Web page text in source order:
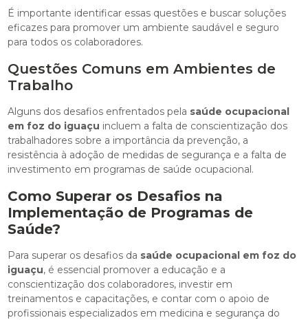
É importante identificar essas questões e buscar soluções
eficazes para promover um ambiente saudável e seguro
para todos os colaboradores.
Questões Comuns em Ambientes de
Trabalho
Alguns dos desafios enfrentados pela saúde ocupacional
em foz do iguaçu incluem a falta de conscientização dos
trabalhadores sobre a importância da prevenção, a
resistência à adoção de medidas de segurança e a falta de
investimento em programas de saúde ocupacional.
Como Superar os Desafios na
Implementação de Programas de
Saúde?
Para superar os desafios da saúde ocupacional em foz do
iguaçu, é essencial promover a educação e a
conscientização dos colaboradores, investir em
treinamentos e capacitações, e contar com o apoio de
profissionais especializados em medicina e segurança do